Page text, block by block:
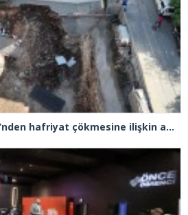
Çekmeköy Belediyesi’nden hafriyat çökmesine ilişkin açıklama